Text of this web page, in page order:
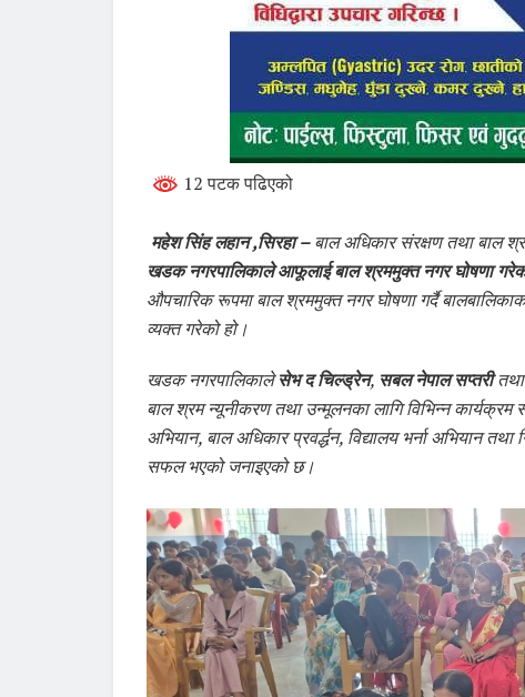
12 पटक पढिएको
महेश सिंह लहान ,सिरहा –बाल अधिकार संरक्षण तथा बाल
खडक नगरपालिकाले आफूलाई बाल श्रममुक्त नगर घोषणा
औपचारिक रूपमा बाल श्रममुक्त नगर घोषणा गर्दै
व्यक्त गरेको हो।
खडक नगरपालिकालेसेभ द चिल्ड्रेन, सबल नेपाल सप्तरीतथा
बाल श्रम न्यूनीकरण तथा उन्मूलनका लागि विभिन्न
अभियान, बाल अधिकार प्रवर्द्धन, विद्यालय भर्ना अभियान
सफल भएको जनाइएको छ।